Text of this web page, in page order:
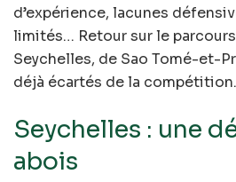
d’expérience, lacunes
limités… Retour sur le
Seychelles, de Sao Tomé-et-
déjà écartés de la compétition.
Seychelles : une
abois